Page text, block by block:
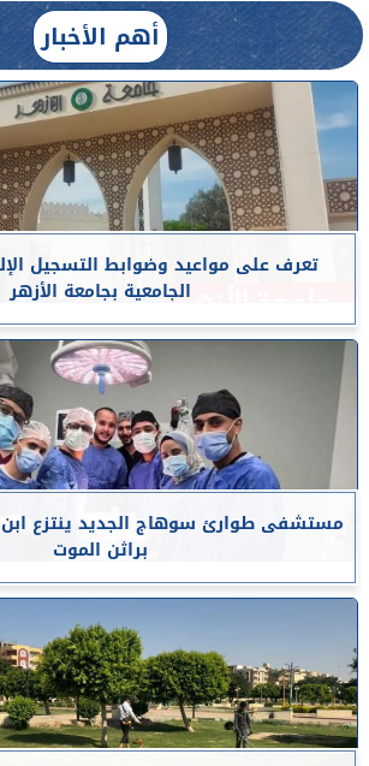
أهم الأخبار
تعرف على مواعيد وضوابط التسجيل
الجامعية بجامعة الأزهر
مستشفى طوارئ سوهاج الجديد ينتزع
براثن الموت